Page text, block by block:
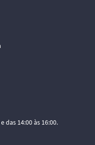
das 14:00 às 16:00.